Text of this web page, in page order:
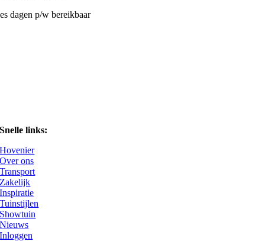
dagen p/w bereikbaar
Snelle links:
Hovenier
Over ons
Transport
Zakelijk
Inspiratie
Tuinstijlen
Showtuin
Nieuws
Inloggen